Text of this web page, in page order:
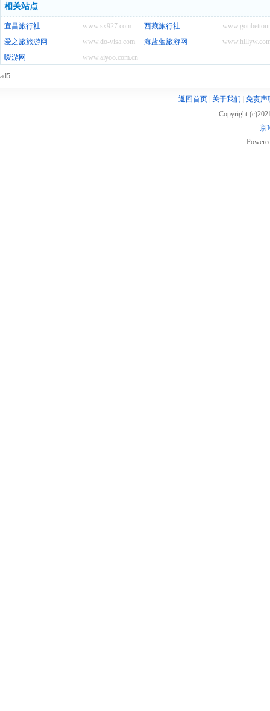
相关站点
www.sx927.com
宜昌旅行社
西藏旅行社
www.do-visa.com
爱之旅旅游网
海蓝蓝旅游网
www.aiyoo.com.cn
嗳游网
ad5
返回首页| 关于我们
免责声
Copyright
京